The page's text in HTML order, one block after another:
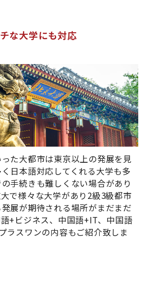
な大学にも対応
た大都市は東京以上の発展を見
日本語対応してくれる大学も多
手続きも難しくない場合があり
で様々な大学があり2級3級都市
展が期待される場所がまだまだ
+ビジネス、中国語+IT、中国語
ラスワンの内容もご紹介致しま